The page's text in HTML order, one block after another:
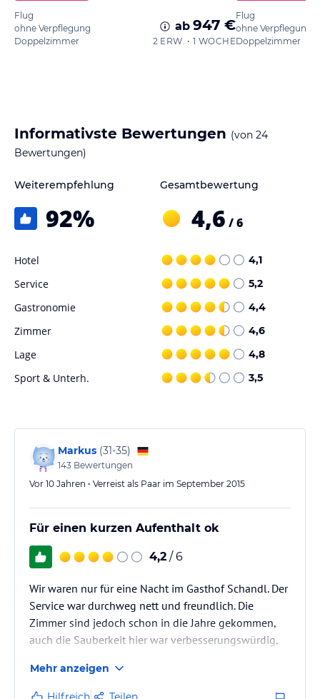
Flug
ohne Verpflegung
Doppelzimmer
ab 947 €
2 ERW. • 1 WOCHE
Flug
ohne Verpflegung
Doppelzimmer
Informativste Bewertungen (von 24
Bewertungen)
Weiterempfehlung
92%
Gesamtbewertung
4,6 / 6
Hotel 4,1
Service 5,2
Gastronomie 4,4
Zimmer 4,6
Lage 4,8
Sport & Unterh. 3,5
Markus (31-35)
143 Bewertungen
Vor 10 Jahren • Verreist als Paar im September 2015
Für einen kurzen Aufenthalt ok
4,2 / 6
Wir waren nur für eine Nacht im Gasthof Schandl. Der
Service war durchweg nett und freundlich. Die
Zimmer sind jedoch schon in die Jahre gekommen,
auch die Sauberkeit hier war verbesserungswürdig,
war sehr einfach, aber auch recht günstig. Insgesamt
für eine Nacht noch ok, besonders in Anbetracht der
Mehr anzeigen